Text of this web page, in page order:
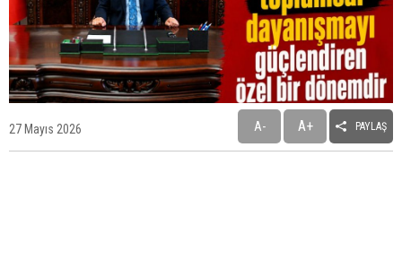
27 Mayıs 2026 A- A+ PAYLAŞ